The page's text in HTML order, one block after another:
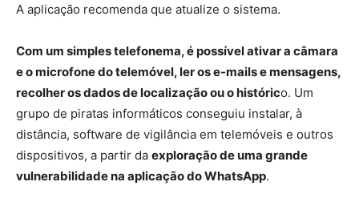
A aplicação recomenda que atualize o sistema.
Com um simples telefonema, é possível ativar a câmara
e o microfone do telemóvel, ler os e-mails e mensagens,
recolher os dados de localização ou o histórico. Um
grupo de piratas informáticos conseguiu instalar, à
distância, software de vigilância em telemóveis e outros
dispositivos, a partir da exploração de uma grande
vulnerabilidade na aplicação do WhatsApp.